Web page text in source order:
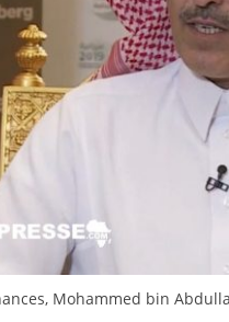
Mohammed bin